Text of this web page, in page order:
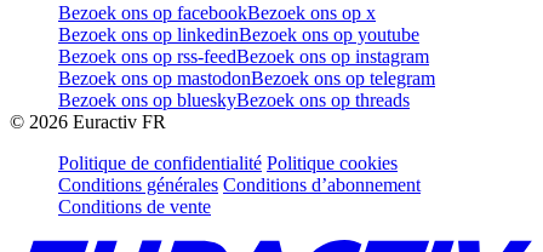
Bezoek ons op facebookBezoek ons op x
Bezoek ons op linkedinBezoek ons op youtube
Bezoek ons op rss-feedBezoek ons op instagram
Bezoek ons op mastodonBezoek ons op telegram
Bezoek ons op blueskyBezoek ons op threads
© 2026 Euractiv FR
Politique de confidentialité Politique cookies
Conditions générales Conditions d’abonnement
Conditions de vente